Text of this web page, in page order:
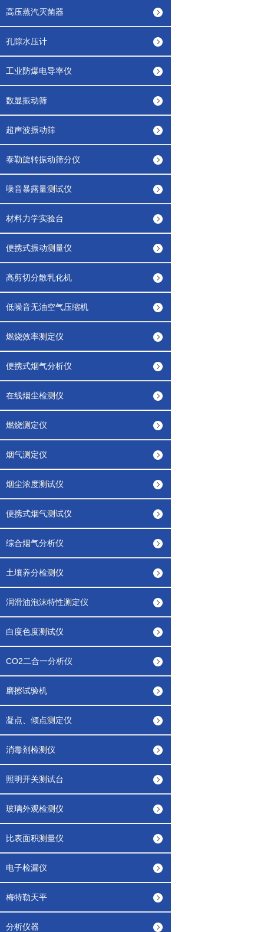
高压蒸汽灭菌器
孔隙水压计
工业防爆电导率仪
数显振动筛
超声波振动筛
泰勒旋转振动筛分仪
噪音暴露量测试仪
材料力学实验台
便携式振动测量仪
高剪切分散乳化机
低噪音无油空气压缩机
燃烧效率测定仪
便携式烟气分析仪
在线烟尘检测仪
燃烧测定仪
烟气测定仪
烟尘浓度测试仪
便携式烟气测试仪
综合烟气分析仪
土壤养分检测仪
润滑油泡沫特性测定仪
白度色度测试仪
CO2二合一分析仪
磨擦试验机
凝点、倾点测定仪
消毒剂检测仪
照明开关测试台
玻璃外观检测仪
比表面积测量仪
电子检漏仪
梅特勒天平
分析仪器